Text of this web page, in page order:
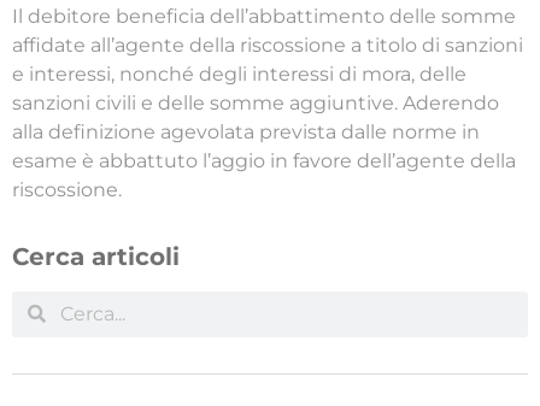
Il debitore beneficia dell’abbattimento delle somme
affidate all’agente della riscossione a titolo di sanzioni
e interessi, nonché degli interessi di mora, delle
sanzioni civili e delle somme aggiuntive. Aderendo
alla definizione agevolata prevista dalle norme in
esame è abbattuto l’aggio in favore dell’agente della
riscossione.
Cerca articoli